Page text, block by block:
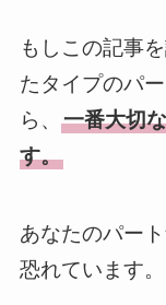
もしこの記事
たタイプのパ
ら、 一番大切
す。
あなたのパー
恐れています。